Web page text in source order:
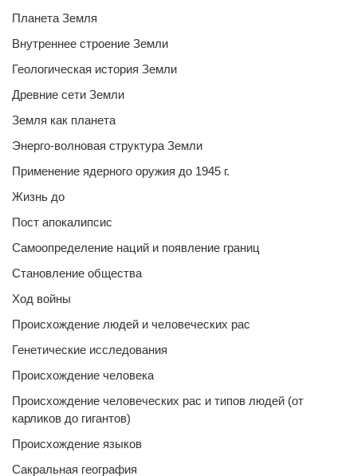
Планета Земля
Внутреннее строение Земли
Геологическая история Земли
Древние сети Земли
Земля как планета
Энерго-волновая структура Земли
Применение ядерного оружия до 1945 г.
Жизнь до
Пост апокалипсис
Самоопределение наций и появление границ
Становление общества
Ход войны
Происхождение людей и человеческих рас
Генетические исследования
Происхождение человека
Происхождение человеческих рас и типов людей (от
карликов до гигантов)
Происхождение языков
Сакральная география